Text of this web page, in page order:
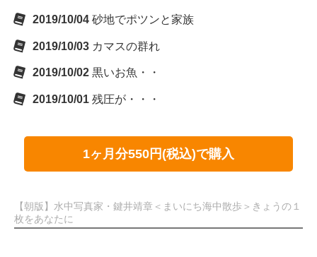
2019/10/04 砂地でポツンと家族
2019/10/03 カマスの群れ
2019/10/02 黒いお魚・・
2019/10/01 残圧が・・・
1ヶ月分550円(税込)で購入
【朝版】水中写真家・鍵井靖章＜まいにち海中散歩＞きょうの１
枚をあなたに